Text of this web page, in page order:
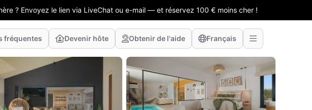
? Envoyez le lien via LiveChat ou e-mail — et réservez 100 € moins cher !
fréquentes Devenir hôte Obtenir de l'aide Français